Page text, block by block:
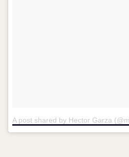
A post shared by Hector Garza